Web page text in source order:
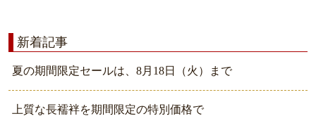
新着記事
夏の期間限定セールは、8月18日（火）まで
上質な長襦袢を期間限定の特別価格で